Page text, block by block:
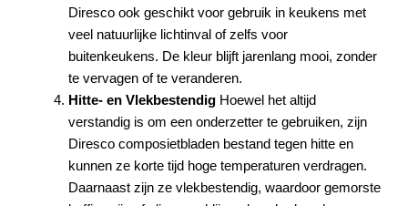
Diresco ook geschikt voor gebruik in keukens met
veel natuurlijke lichtinval of zelfs voor
buitenkeukens. De kleur blijft jarenlang mooi, zonder
te vervagen of te veranderen.
Hitte- en Vlekbestendig Hoewel het altijd
verstandig is om een onderzetter te gebruiken, zijn
Diresco composietbladen bestand tegen hitte en
kunnen ze korte tijd hoge temperaturen verdragen.
Daarnaast zijn ze vlekbestendig, waardoor gemorste